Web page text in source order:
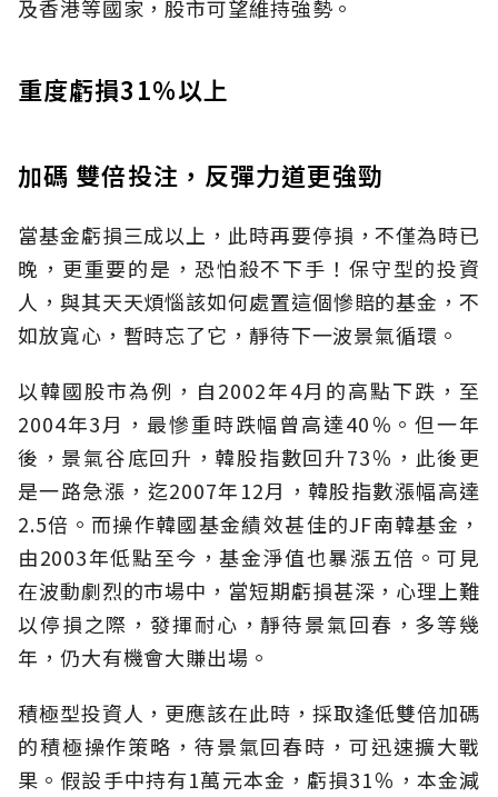
及香港等國家，股市可望維持強勢。
重度虧損31％以上
加碼 雙倍投注，反彈力道更強勁
當基金虧損三成以上，此時再要停損，不僅為時已
晚，更重要的是，恐怕殺不下手！保守型的投資
人，與其天天煩惱該如何處置這個慘賠的基金，不
如放寬心，暫時忘了它，靜待下一波景氣循環。
以韓國股市為例，自2002年4月的高點下跌，至
2004年3月，最慘重時跌幅曾高達40％。但一年
後，景氣谷底回升，韓股指數回升73％，此後更
是一路急漲，迄2007年12月，韓股指數漲幅高達
2.5倍。而操作韓國基金績效甚佳的JF南韓基金，
由2003年低點至今，基金淨值也暴漲五倍。可見
在波動劇烈的市場中，當短期虧損甚深，心理上難
以停損之際，發揮耐心，靜待景氣回春，多等幾
年，仍大有機會大賺出場。
積極型投資人，更應該在此時，採取逢低雙倍加碼
的積極操作策略，待景氣回春時，可迅速擴大戰
果。假設手中持有1萬元本金，虧損31％，本金減